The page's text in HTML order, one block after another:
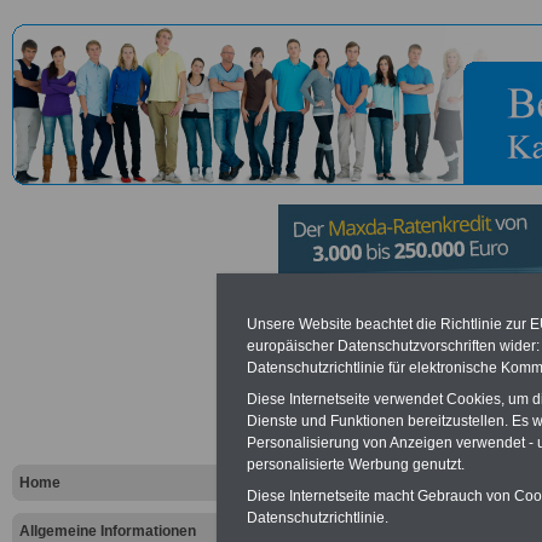
Home
Allgemeine Informationen
Stiftung
Unsere Website beachtet die Richtlinie zur
europäischer Datenschutzvorschriften
Datenschutzrichtlinie für elektronische
Diese Internetseite verwendet Cookies, um
Dienste und Funktionen bereitzustellen. Es
Personalisierung von Anzeigen verwendet
personalisierte Werbung genutzt.
Diese Internetseite macht Gebrauch von
Datenschutzrichtlinie.